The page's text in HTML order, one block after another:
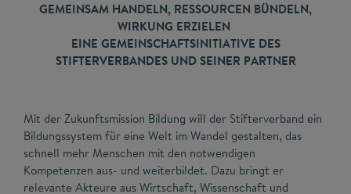
GEMEINSAM HANDELN, RESSOURCEN BÜNDELN,
WIRKUNG ERZIELEN
EINE GEMEINSCHAFTSINITIATIVE DES
STIFTERVERBANDES UND SEINER PARTNER
Mit der Zukunftsmission Bildung will der Stifterverband ein
Bildungssystem für eine Welt im Wandel gestalten, das
schnell mehr Menschen mit den notwendigen
Kompetenzen aus- und weiterbildet. Dazu bringt er
relevante Akteure aus Wirtschaft, Wissenschaft und